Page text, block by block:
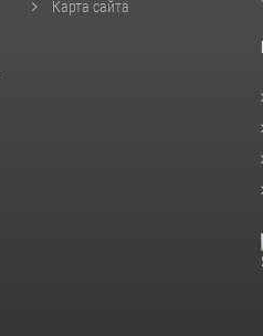
Карта сайта